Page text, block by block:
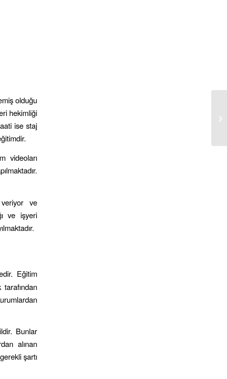
olduğu
hekimliği
ise staj
videoları
ve
ve işyeri
Eğitim
Bunlar
alınan
şartı